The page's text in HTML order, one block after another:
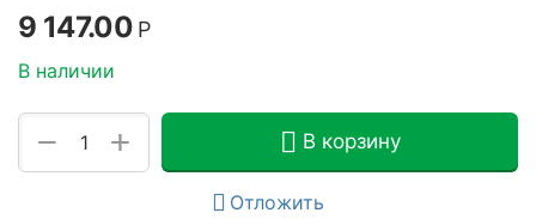
9 147.00 Р
В наличии
+
− В корзину
Отложить